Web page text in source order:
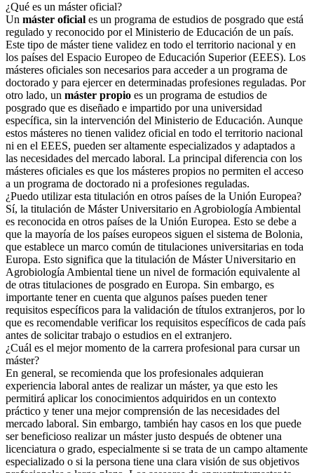
¿Qué es un máster oficial?
Un máster oficial es un programa de estudios de posgrado que está
regulado y reconocido por el Ministerio de Educación de un país.
Este tipo de máster tiene validez en todo el territorio nacional y en
los países del Espacio Europeo de Educación Superior (EEES). Los
másteres oficiales son necesarios para acceder a un programa de
doctorado y para ejercer en determinadas profesiones reguladas. Por
otro lado, un máster propio es un programa de estudios de
posgrado que es diseñado e impartido por una universidad
específica, sin la intervención del Ministerio de Educación. Aunque
estos másteres no tienen validez oficial en todo el territorio nacional
ni en el EEES, pueden ser altamente especializados y adaptados a
las necesidades del mercado laboral. La principal diferencia con los
másteres oficiales es que los másteres propios no permiten el acceso
a un programa de doctorado ni a profesiones reguladas.
¿Puedo utilizar esta titulación en otros países de la Unión Europea?
Sí, la titulación de Máster Universitario en Agrobiología Ambiental
es reconocida en otros países de la Unión Europea. Esto se debe a
que la mayoría de los países europeos siguen el sistema de Bolonia,
que establece un marco común de titulaciones universitarias en toda
Europa. Esto significa que la titulación de Máster Universitario en
Agrobiología Ambiental tiene un nivel de formación equivalente al
de otras titulaciones de posgrado en Europa. Sin embargo, es
importante tener en cuenta que algunos países pueden tener
requisitos específicos para la validación de títulos extranjeros, por lo
que es recomendable verificar los requisitos específicos de cada país
antes de solicitar trabajo o estudios en el extranjero.
¿Cuál es el mejor momento de la carrera profesional para cursar un
máster?
En general, se recomienda que los profesionales adquieran
experiencia laboral antes de realizar un máster, ya que esto les
permitirá aplicar los conocimientos adquiridos en un contexto
práctico y tener una mejor comprensión de las necesidades del
mercado laboral. Sin embargo, también hay casos en los que puede
ser beneficioso realizar un máster justo después de obtener una
licenciatura o grado, especialmente si se trata de un campo altamente
especializado o si la persona tiene una clara visión de sus objetivos